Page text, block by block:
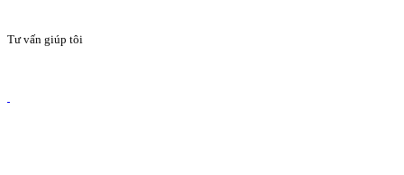
Tư vấn giúp tôi